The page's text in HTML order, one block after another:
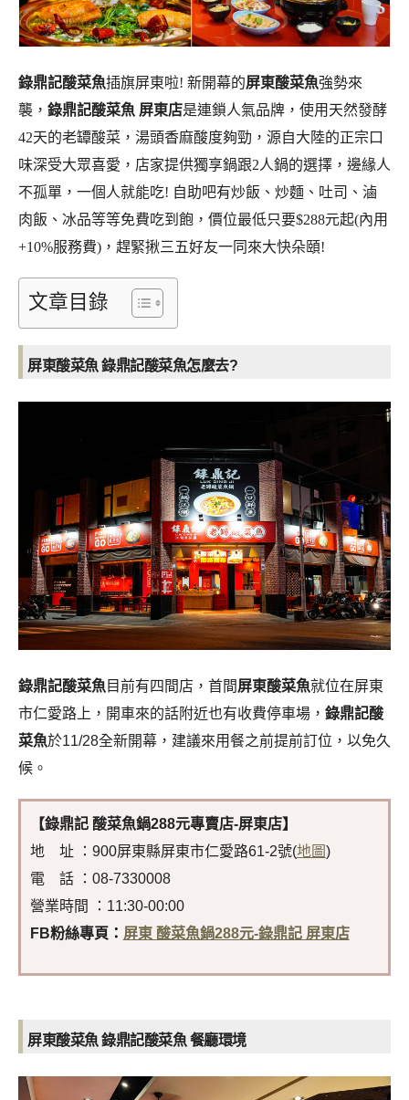
錄鼎記酸菜魚插旗屏東啦! 新開幕的屏東酸菜魚強勢來
襲， 錄鼎記酸菜魚 屏東店是連鎖人氣品牌，使用天然發酵
42天的老罈酸菜，湯頭香麻酸度夠勁，源自大陸的正宗口
味深受大眾喜愛，店家提供獨享鍋跟2人鍋的選擇，邊緣人
不孤單，一個人就能吃! 自助吧有炒飯、炒麵、吐司、滷
肉飯、冰品等等免費吃到飽，價位最低只要$288元起(內用
+10%服務費)，趕緊揪三五好友一同來大快朵頤!
文章目錄
屏東酸菜魚 錄鼎記酸菜魚怎麼去?
錄鼎記酸菜魚 目前有四間店，首間屏東酸菜魚就位在屏東
市仁愛路上，開車來的話附近也有收費停車場， 錄鼎記酸
菜魚於11/28全新開幕，建議來用餐之前提前訂位，以免久
候。
【錄鼎記 酸菜魚鍋288元專賣店-屏東店】
地 址 ：900屏東縣屏東市仁愛路61-2號(地圖)
電 話 ：08-7330008
營業時間 ：11:30-00:00
FB粉絲專頁 ： 屏東 酸菜魚鍋288元-錄鼎記 屏東店
屏東酸菜魚 錄鼎記酸菜魚 餐廳環境